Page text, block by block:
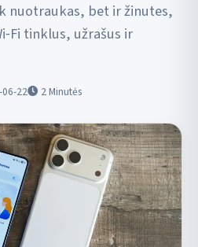
nuotraukas, bet ir žinutes,
tinklus, užrašus ir
22 2Minutės